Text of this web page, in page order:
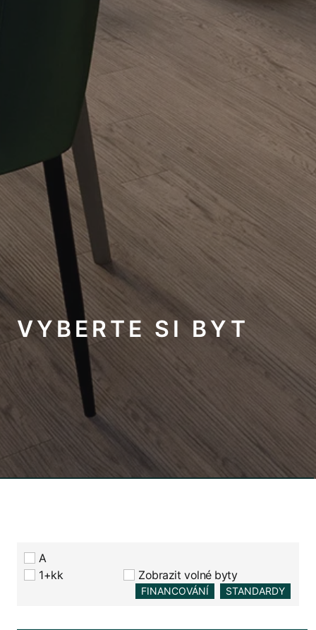
VYBERTE SI BYT
A
1+kk
Zobrazit volné byty
FINANCOVÁNÍ STANDARDY